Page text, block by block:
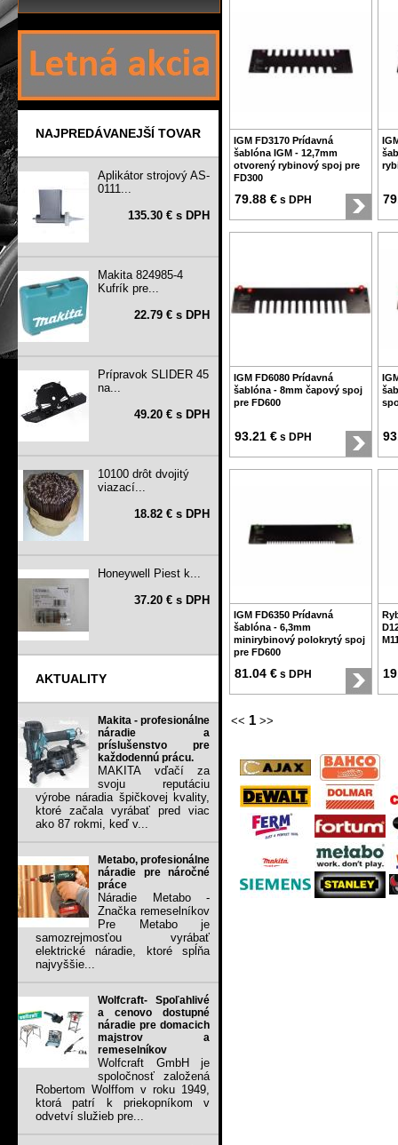
NAJPREDÁVANEJŠÍ TOVAR
Aplikátor strojový AS-
0111...
135.30 € s DPH
Makita 824985-4
Kufrík pre...
22.79 € s DPH
Prípravok SLIDER 45
na...
49.20 € s DPH
10100 drôt dvojitý
viazací...
18.82 € s DPH
Honeywell Piest k...
37.20 € s DPH
AKTUALITY
Makita - profesionálne
náradie a
príslušenstvo pre
každodennú prácu.
MAKITA vďačí za
svoju reputáciu
výrobe náradia špičkovej kvality,
ktoré začala vyrábať pred viac
ako 87 rokmi, keď v...
Metabo, profesionálne
náradie pre náročné
práce
Náradie Metabo -
Značka remeselníkov
Pre Metabo je
samozrejmosťou vyrábať
elektrické náradie, ktoré spĺňa
najvyššie...
Wolfcraft- Spoľahlivé
a cenovo dostupné
náradie pre domacich
majstrov a
remeselníkov
Wolfcraft GmbH je
spoločnosť založená
Robertom Wolffom v roku 1949,
ktorá patrí k priekopníkom v
odvetví služieb pre...
IGM FD3170 Prídavná
šablóna IGM - 12,7mm
otvorený rybinový spoj pre
FD300
79.88 € s DPH
IGM FD6080 Prídavná
šablóna - 8mm čapový spoj
pre FD600
93.21 € s DPH
IGM FD6350 Prídavná
šablóna - 6,3mm
minirybinový polokrytý spoj
pre FD600
81.04 € s DPH
<< 1 >>